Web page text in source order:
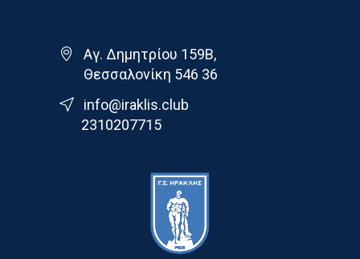
Αγ. Δημητρίου 159Β,
Θεσσαλονίκη 546 36
info@iraklis.club
2310207715